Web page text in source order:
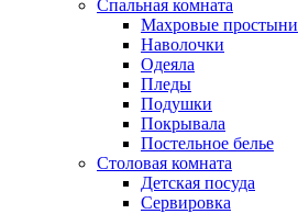
Спальная комната
Махровые простыни
Наволочки
Одеяла
Пледы
Подушки
Покрывала
Постельное белье
Столовая комната
Детская посуда
Сервировка